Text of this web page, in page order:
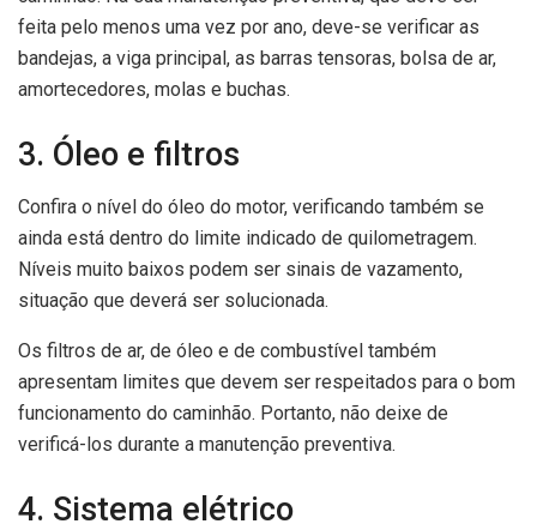
feita pelo menos uma vez por ano, deve-se verificar as
bandejas, a viga principal, as barras tensoras, bolsa de ar,
amortecedores, molas e buchas.
3. Óleo e filtros
Confira o nível do óleo do motor, verificando também se
ainda está dentro do limite indicado de quilometragem.
Níveis muito baixos podem ser sinais de vazamento,
situação que deverá ser solucionada.
Os filtros de ar, de óleo e de combustível também
apresentam limites que devem ser respeitados para o bom
funcionamento do caminhão. Portanto, não deixe de
verificá-los durante a manutenção preventiva.
4. Sistema elétrico